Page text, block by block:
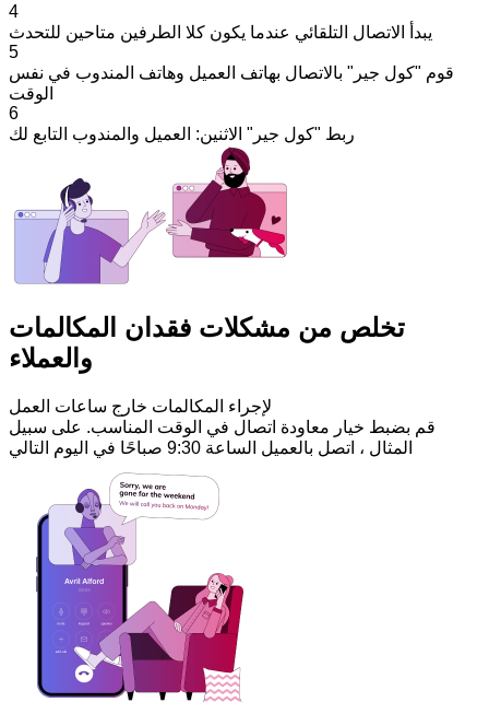
4
يبدأ الاتصال التلقائي عندما يكون كلا الطرفين متاحين للتحدث
5
قوم "كول جير" بالاتصال بهاتف العميل وهاتف المندوب في نفس
الوقت
6
ربط "كول جير" الاثنين: العميل والمندوب التابع لك
تخلص من مشكلات فقدان المكالمات
والعملاء
لإجراء المكالمات خارج ساعات العمل
قم بضبط خيار معاودة اتصال في الوقت المناسب. على سبيل
المثال ، اتصل بالعميل الساعة 9:30 صباحًا في اليوم التالي